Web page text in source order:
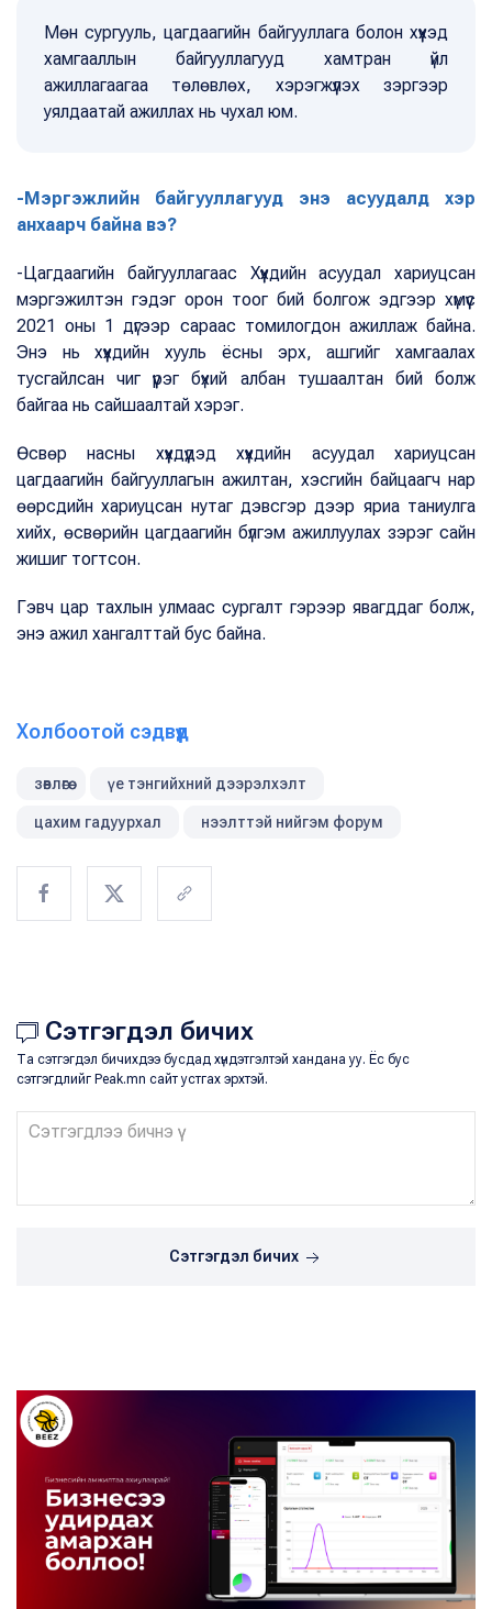
Мөн сургууль, цагдаагийн байгууллага болон хүүхэд
хамгааллын байгууллагууд хамтран үйл
ажиллагаагаа төлөвлөх, хэрэгжүүлэх зэргээр
уялдаатай ажиллах нь чухал юм.
-Мэргэжлийн байгууллагууд энэ асуудалд хэр
анхаарч байна вэ?
-Цагдаагийн байгууллагаас Хүүхдийн асуудал хариуцсан
мэргэжилтэн гэдэг орон тоог бий болгож эдгээр хүмүүс
2021 оны 1 дүгээр сараас томилогдон ажиллаж байна.
Энэ нь хүүхдийн хууль ёсны эрх, ашгийг хамгаалах
тусгайлсан чиг үүрэг бүхий албан тушаалтан бий болж
байгаа нь сайшаалтай хэрэг.
Өсвөр насны хүүхдүүдэд хүүхдийн асуудал хариуцсан
цагдаагийн байгууллагын ажилтан, хэсгийн байцаагч нар
өөрсдийн хариуцсан нутаг дэвсгэр дээр яриа таниулга
хийх, өсвөрийн цагдаагийн бүлгэм ажиллуулах зэрэг сайн
жишиг тогтсон.
Гэвч цар тахлын улмаас сургалт гэрээр явагддаг болж,
энэ ажил хангалттай бус байна.
Холбоотой сэдвүүд
зөвлөгөө үе тэнгийхний дээрэлхэлт
цахим гадуурхал нээлттэй нийгэм форум
Сэтгэгдэл бичих
Та сэтгэгдэл бичихдээ бусдад хүндэтгэлтэй хандана уу. Ёс бус
сэтгэгдлийг Peak.mn сайт устгах эрхтэй.
Сэтгэгдэл бичих